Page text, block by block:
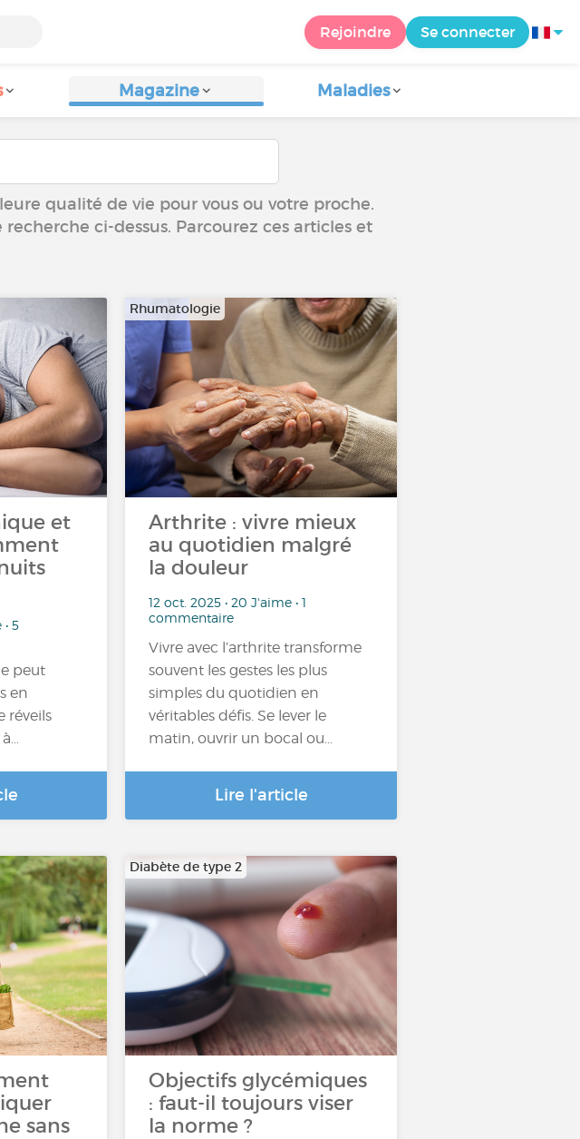
Rejoindre Se connecter
Magazine Maladies
qualité de vie pour vous ou votre proche.
ci-dessus. Parcourez ces articles et
et
5
peut
en
réveils
Rhumatologie
Arthrite : vivre mieux
au quotidien malgré
la douleur
12 oct. 2025 • 20 J'aime • 1
commentaire
Vivre avec l’arthrite transforme
souvent les gestes les plus
simples du quotidien en
véritables défis. Se lever le
matin, ouvrir un bocal ou…
Lire l'article
sans
Diabète de type 2
Objectifs glycémiques
: faut-il toujours viser
la norme ?